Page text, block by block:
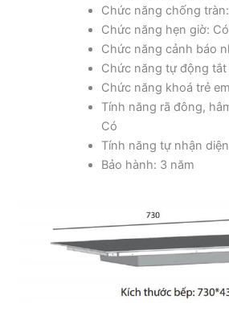
Chức năng chống
Chức năng hẹn giờ: Có
Chức năng cảnh báo
Chức năng tự động tắt
Chức năng khoá trẻ
Tính năng rã đông,
Có
Tính năng tự nhận
Bảo hành: 3 năm